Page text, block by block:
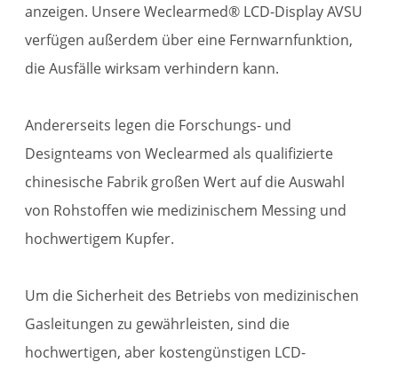
anzeigen. Unsere Weclearmed® LCD-Display AVSU
verfügen außerdem über eine Fernwarnfunktion,
die Ausfälle wirksam verhindern kann.
Andererseits legen die Forschungs- und
Designteams von Weclearmed als qualifizierte
chinesische Fabrik großen Wert auf die Auswahl
von Rohstoffen wie medizinischem Messing und
hochwertigem Kupfer.
Um die Sicherheit des Betriebs von medizinischen
Gasleitungen zu gewährleisten, sind die
hochwertigen, aber kostengünstigen LCD-